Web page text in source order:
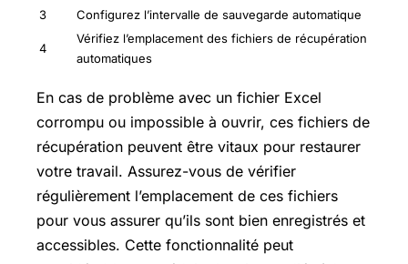
3
Configurez l’intervalle de sauvegarde automatique
4
Vérifiez l’emplacement des fichiers de récupération
automatiques
En cas de problème avec un fichier Excel
corrompu ou impossible à ouvrir, ces fichiers de
récupération peuvent être vitaux pour restaurer
votre travail. Assurez-vous de vérifier
régulièrement l’emplacement de ces fichiers
pour vous assurer qu’ils sont bien enregistrés et
accessibles. Cette fonctionnalité peut